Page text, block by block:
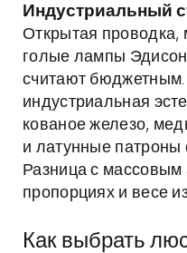
Индустриальный
Открытая проводка,
голые лампы
считают
индустриальная
кованое железо,
и латунные
Разница с массовым
пропорциях и весе
Как выбрать